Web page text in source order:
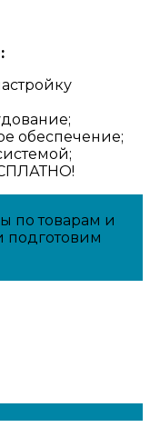
обеспечение;
по товарам и
подготовим